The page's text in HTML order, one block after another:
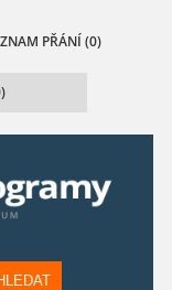
PŘÁNÍ (0)